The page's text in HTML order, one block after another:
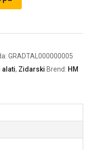
GRADTAL000000005
alati, Zidarski Brend: HM